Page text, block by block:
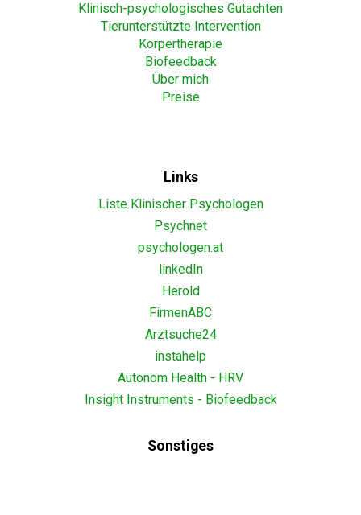
Klinisch-psychologisches Gutachten
Tierunterstützte Intervention
Körpertherapie
Biofeedback
Über mich
Preise
Links
Liste Klinischer Psychologen
Psychnet
psychologen.at
linkedIn
Herold
FirmenABC
Arztsuche24
instahelp
Autonom Health - HRV
Insight Instruments - Biofeedback
Sonstiges